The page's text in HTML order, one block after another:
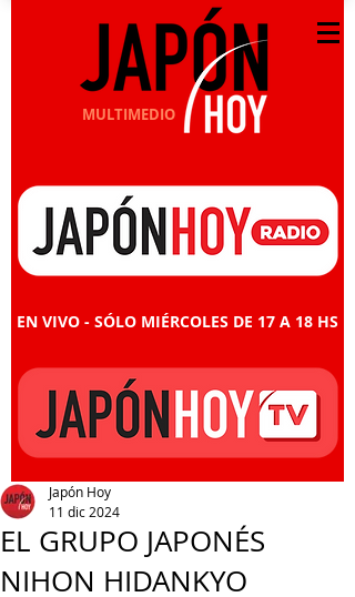
MULTIMEDIO
EN VIVO - SÓLO MIÉRCOLES DE 17 A 18 HS
EL GRUPO JAPONÉS
NIHON HIDANKYO
Japón Hoy
11 dic 2024